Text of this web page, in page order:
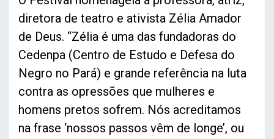
diretora de teatro e ativista Zélia Amador
de Deus. “Zélia é uma das fundadoras do
Cedenpa (Centro de Estudo e Defesa do
Negro no Pará) e grande referência na luta
contra as opressões que mulheres e
homens pretos sofrem. Nós acreditamos
na frase ‘nossos passos vêm de longe’, ou